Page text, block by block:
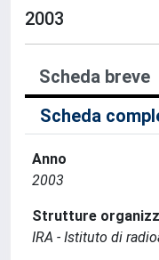
2003
Scheda breve
Scheda
Anno
2003
Strutture
IRA - Istituto di